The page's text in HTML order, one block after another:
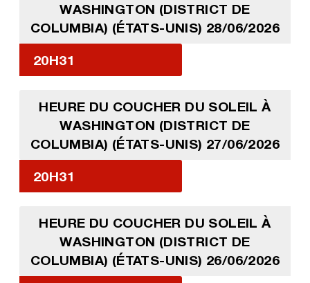
WASHINGTON (DISTRICT DE
COLUMBIA) (ÉTATS-UNIS) 28/06/2026
20H31
HEURE DU COUCHER DU SOLEIL À
WASHINGTON (DISTRICT DE
COLUMBIA) (ÉTATS-UNIS) 27/06/2026
20H31
HEURE DU COUCHER DU SOLEIL À
WASHINGTON (DISTRICT DE
COLUMBIA) (ÉTATS-UNIS) 26/06/2026